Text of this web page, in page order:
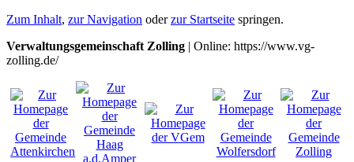
Zum Inhalt, zur Navigation oderzur Startseite springen.
Verwaltungsgemeinschaft Zolling | Online: https://www.vg-
zolling.de/